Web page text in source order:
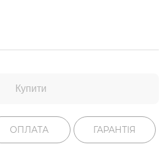
Купити
ОПЛАТА ГАРАНТІЯ